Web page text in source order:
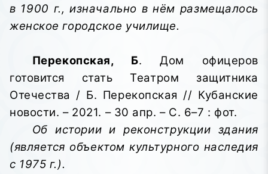
в 1900 г., изначально в нём размещалось
женское городское училище.
Перекопская, Б. Дом офицеров
готовится стать Театром защитника
Отечества / Б. Перекопская // Кубанские
новости. – 2021. – 30 апр. – С. 6–7 : фот.
Об истории и реконструкции здания
(является объектом культурного наследия
с 1975 г.).